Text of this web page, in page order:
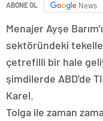
ABONE OL News
Menajer Ayşe
sektöründeki
çetrefilli bir hale
şimdilerde ABD’de
Karel.
Tolga ile zaman